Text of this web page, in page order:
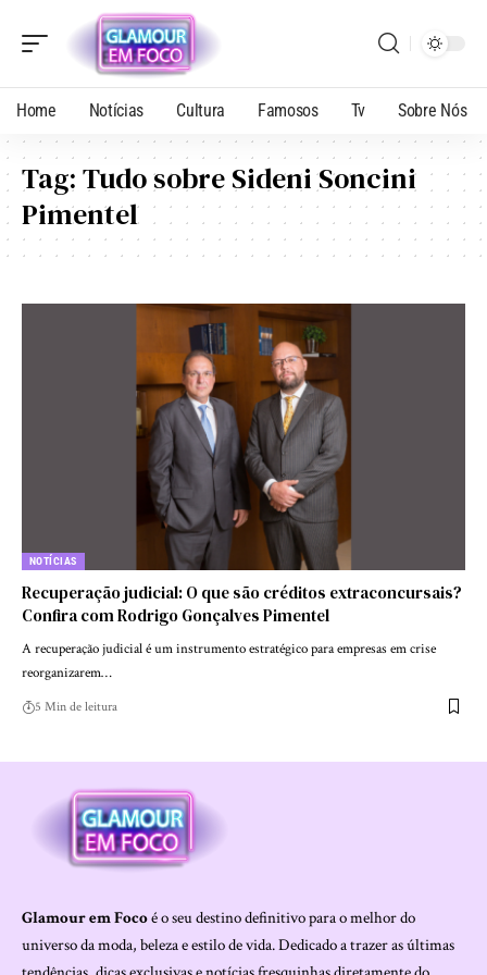
Home Notícias Cultura Famosos Tv Sobre Nós
Tag:Tudo sobre Sideni Soncini
Pimentel
NOTÍCIAS
Recuperação judicial: O que são créditos extraconcursais?
Confira com Rodrigo Gonçalves Pimentel
A recuperação judicial é um instrumento estratégico para empresas em crise
reorganizarem…
5 Min de leitura
Glamour em Focoé o seu destino definitivo para o melhor do
universo da moda, beleza e estilo de vida. Dedicado a trazer as últimas